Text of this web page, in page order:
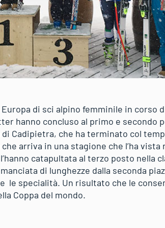
di sci alpino femminile in corso
hanno concluso al primo e secondo
che ha terminato col tempo
arriva in una stagione che l’ha vista
catapultata al terzo posto nella
di lunghezze dalla seconda
le specialità. Un risultato che le
Coppa del mondo.